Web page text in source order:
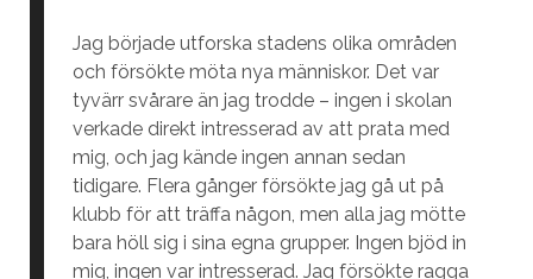
Jag började utforska stadens olika områden
och försökte möta nya människor. Det var
tyvärr svårare än jag trodde – ingen i skolan
verkade direkt intresserad av att prata med
mig, och jag kände ingen annan sedan
tidigare. Flera gånger försökte jag gå ut på
klubb för att träffa någon, men alla jag mötte
bara höll sig i sina egna grupper. Ingen bjöd in
mig, ingen var intresserad. Jag försökte ragga